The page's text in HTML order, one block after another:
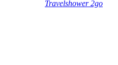
Travelshower 2go